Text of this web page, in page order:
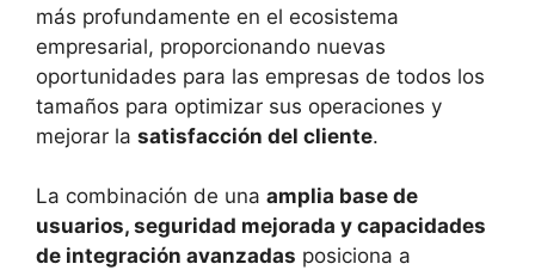
más profundamente en el ecosistema
empresarial, proporcionando nuevas
oportunidades para las empresas de todos los
tamaños para optimizar sus operaciones y
mejorar la satisfacción del cliente.
La combinación de una amplia base de
usuarios, seguridad mejorada y capacidades
de integración avanzadas posiciona a